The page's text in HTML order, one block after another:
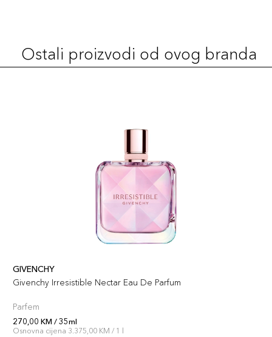
Ostali proizvodi od ovog branda
GIVENCHY
Givenchy Irresistible Nectar Eau De Parfum
Parfem
270,00 KM / 35ml
Osnovna cijena 3.375,00 KM / 1 l